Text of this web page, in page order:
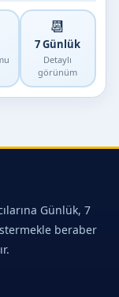
📆
7 Günlük
Detaylı
görünüm
Günlük, 7
beraber